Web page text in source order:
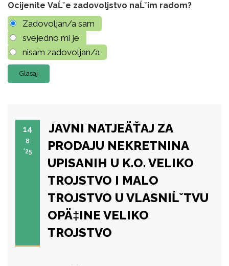
Ocijenite VaĹˇe zadovoljstvo naĹˇim radom?
Zadovoljan/a sam
svejedno mi je
nisam zadovoljan/a
14
8
'25
JAVNI NATJEÄŤAJ ZA
PRODAJU NEKRETNINA
UPISANIH U K.O. VELIKO
TROJSTVO I MALO
TROJSTVO U VLASNIĹˇTVU
OPÄ‡INE VELIKO
TROJSTVO